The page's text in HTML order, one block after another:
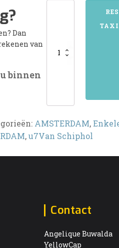
Dan
van
binnen
AMSTERDAM,
,u7Van Schiphol
Contact
Angelique Buwalda
YellowCap